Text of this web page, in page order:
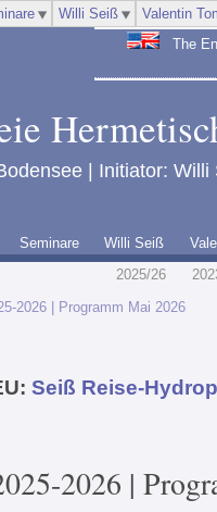
Willi Seiß
Valentin
The
| Initiator: Willi
Seminare Willi Seiß
2025/26
2026 | Programm Mai 2026
Seiß Reise-
2026 |